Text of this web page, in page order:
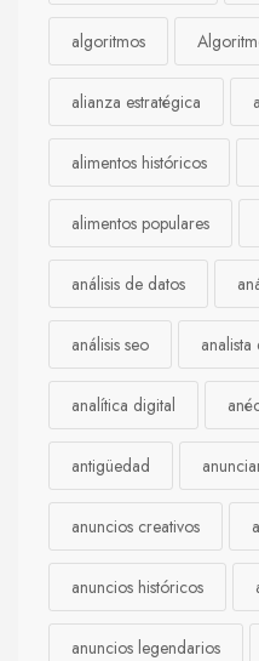
algoritmos
alianza estratégica
alimentos históricos
alimentos populares
análisis de datos
análisis seo
analítica digital
antigüedad
anuncios creativos
anuncios históricos
anuncios legendarios